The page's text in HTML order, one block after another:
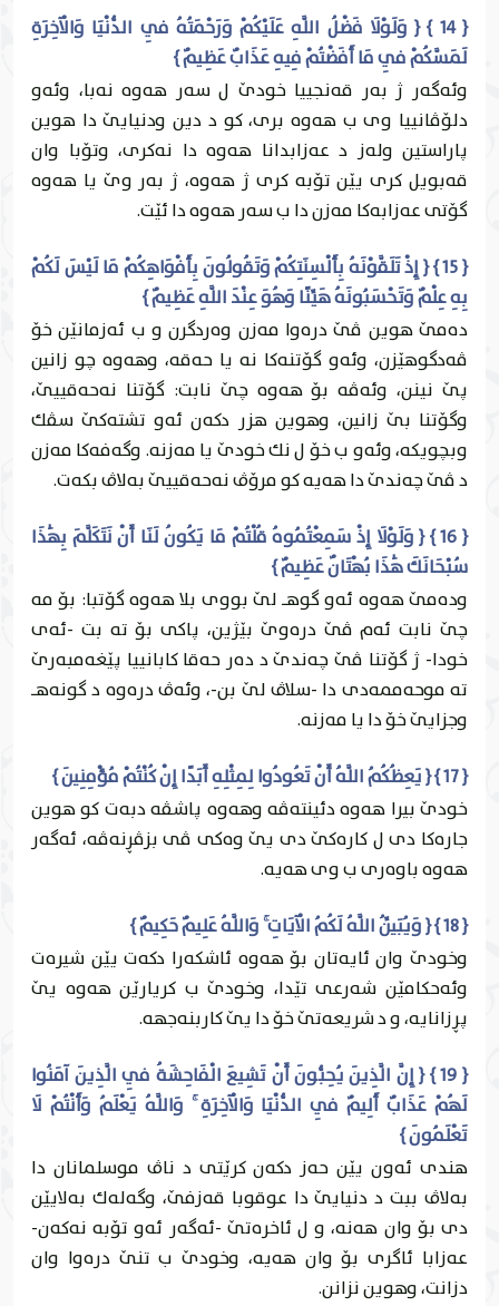
{ 14 } { وَلَوْلَا فَضْلُ اللَّهِ عَلَيْكُمْ وَرَحْمَتُهُ فِي الدُّنْيَا وَالْآخِرَةِ
لَمَسَّكُمْ فِي مَا أَفَضْتُمْ فِيهِ عَذَابٌ عَظِيمٌ }
وئه‌گه‌ر ژ به‌ر قه‌نجییا خودێ ل سه‌ر هه‌وه‌ نه‌با، وئه‌و
دلۆڤانییا وى ب هه‌وه‌ برى، كو د دين ودنيايێ دا هوين
پاراستین وله‌ز د عه‌زابدانا هه‌وه‌ دا نه‌كرى، وتۆبا وان
قه‌بويل كرى يێن تۆبه‌ كرى ژ هه‌وه‌، ژ به‌ر وێ يا هه‌وه‌
گۆتى عه‌زابه‌كا مه‌زن دا ب سه‌ر هه‌وه‌ دا ئێت.
{ 15 } { إِذْ تَلَقَّوْنَهُ بِأَلْسِنَتِكُمْ وَتَقُولُونَ بِأَفْوَاهِكُمْ مَا لَيْسَ لَكُمْ
بِهِ عِلْمٌ وَتَحْسَبُونَهُ هَيِّنًا وَهُوَ عِنْدَ اللَّهِ عَظِيمٌ }
ده‌مێ هوين ڤێ دره‌وا مه‌زن وه‌ردگرن و ب ئه‌زمانێن خۆ
ڤه‌دگوهێزن، وئه‌و گۆتنه‌كا نه‌ يا حه‌قه‌، وهه‌وه‌ چو زانين
پێ نينن، وئه‌ڤه‌ بۆ هه‌وه‌ چێ نابت: گۆتنا نه‌حه‌قییێ،
وگۆتنا بێ زانين، وهوين هزر دكه‌ن ئه‌و تشته‌كێ سڤك
وبچويكه‌، وئه‌و ب خۆ ل نك خودێ يا مه‌زنه‌. وگه‌فه‌كا مه‌زن
د ڤێ چه‌ندێ دا هه‌يه‌ كو مرۆڤ نه‌حه‌قییێ به‌لاڤ بكه‌ت.
{ 16 } { وَلَوْلَا إِذْ سَمِعْتُمُوهُ قُلْتُمْ مَا يَكُونُ لَنَا أَنْ نَتَكَلَّمَ بِهَٰذَا
سُبْحَانَكَ هَٰذَا بُهْتَانٌ عَظِيمٌ }
وده‌مێ هه‌وه‌ ئه‌و گوهـ لێ بووى بلا هه‌وه‌ گۆتبا: بۆ مه‌
چێ نابت ئه‌م ڤێ دره‌وێ بێژين، پاكى بۆ ته‌ بت -ئه‌ى
خودا- ژ گۆتنا ڤێ چه‌ندێ د ده‌ر حه‌قا كابانییا پێغه‌مبه‌رێ
ته‌ موحه‌ممه‌دى دا -سلاڤ لێ بن-، وئه‌ڤ دره‌وه‌ د گونه‌هـ
وجزايێ خۆ دا يا مه‌زنه‌.
{ 17 } { يَعِظُكُمُ اللَّهُ أَنْ تَعُودُوا لِمِثْلِهِ أَبَدًا إِنْ كُنْتُمْ مُؤْمِنِينَ }
خودێ بيرا هه‌وه‌ دئينته‌ڤه‌ وهه‌وه‌ پاشڤه‌ دبه‌ت كو هوين
جاره‌كا دى ل كاره‌كێ دى يێ وه‌كى ڤى بزڤڕنه‌ڤه‌، ئه‌گه‌ر
هه‌وه‌ باوه‌رى ب وى هه‌يه‌.
{ 18 } { وَيُبَيِّنُ اللَّهُ لَكُمُ الْآيَاتِ ۚ وَاللَّهُ عَلِيمٌ حَكِيمٌ }
وخودێ وان ئايه‌تان بۆ هه‌وه‌ ئاشكه‌را دكه‌ت يێن شيره‌ت
وئه‌حكامێن شه‌رعى تێدا، وخودێ ب كريارێن هه‌وه‌ يێ
پڕزانايه‌، و د شريعه‌تێ خۆ دا يێ كاربنه‌جهه‌.
{ 19 } { إِنَّ الَّذِينَ يُحِبُّونَ أَنْ تَشِيعَ الْفَاحِشَةُ فِي الَّذِينَ آمَنُوا
لَهُمْ عَذَابٌ أَلِيمٌ فِي الدُّنْيَا وَالْآخِرَةِ ۚ وَاللَّهُ يَعْلَمُ وَأَنْتُمْ لَا
تَعْلَمُونَ }
هندى ئه‌ون يێن حه‌ز دكه‌ن كرێتى د ناڤ موسلمانان دا
به‌لاڤ ببت د دنيايێ دا عوقوبا قه‌زفێ، وگه‌له‌ك به‌لايێن
دى بۆ وان هه‌نه‌، و ل ئاخره‌تێ -ئه‌گه‌ر ئه‌و تۆبه‌ نه‌كه‌ن-
عه‌زابا ئاگرى بۆ وان هه‌يه‌، وخودێ ب تنێ دره‌وا وان
دزانت، وهوين نزانن.